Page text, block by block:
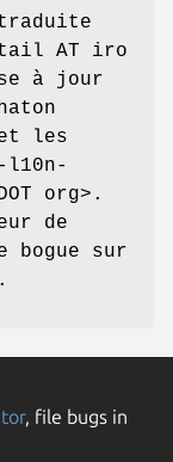
AT iro
à jour
et les
l10n-
org>.
de
bogue sur
, file bugs in